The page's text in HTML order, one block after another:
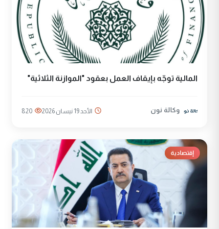
المالية توجّه بإيقاف العمل بعقود "الموازنة الثلاثية"
وكالة نون الأحد 19 نيسان 2026 820
إقتصادية